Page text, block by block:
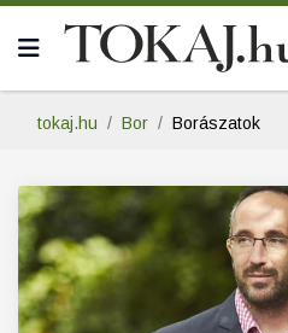
tokaj.hu Bor Borászatok